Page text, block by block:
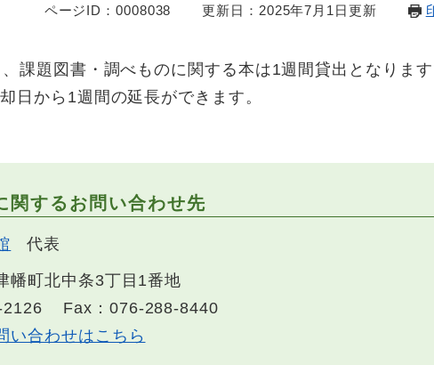
ページID：0008038 更新日：2025年7月1日更新
課題図書・調べものに関する本は1週間貸出となりま
日から1週間の延長ができます。
関するお問い合わせ先
代表
幡町北中条3丁目1番地
Fax：076-288-8440
い合わせはこちら